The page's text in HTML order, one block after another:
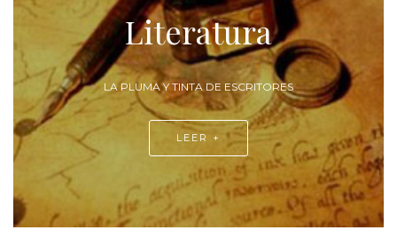
Danza
DANZA Y TEATRO ECUATORIANOS
LEER +